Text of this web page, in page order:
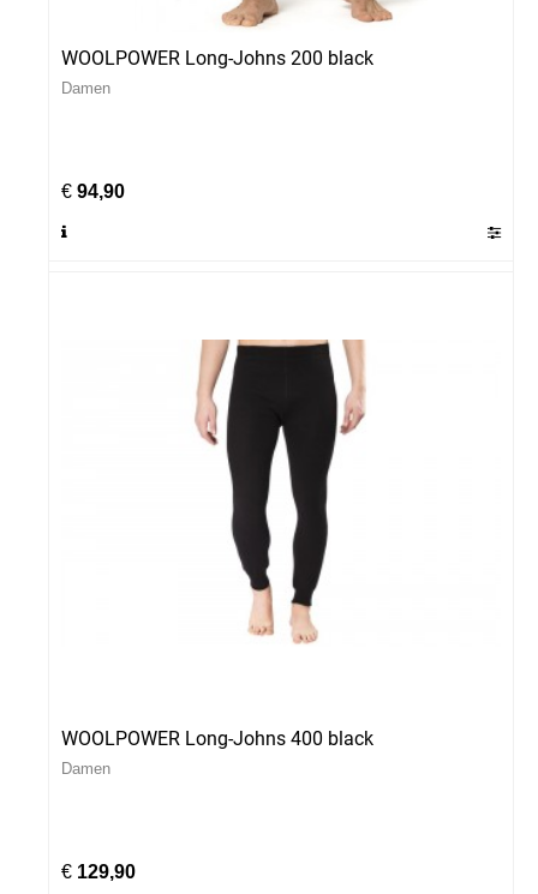
WOOLPOWER Long-Johns 200 black
Damen
€ 94,90
WOOLPOWER Long-Johns 400 black
Damen
€ 129,90